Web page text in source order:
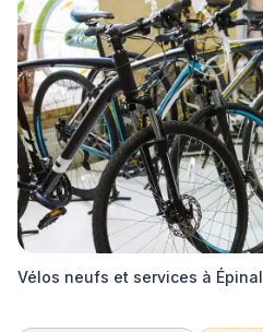
Vélos neufs et services à Épinal